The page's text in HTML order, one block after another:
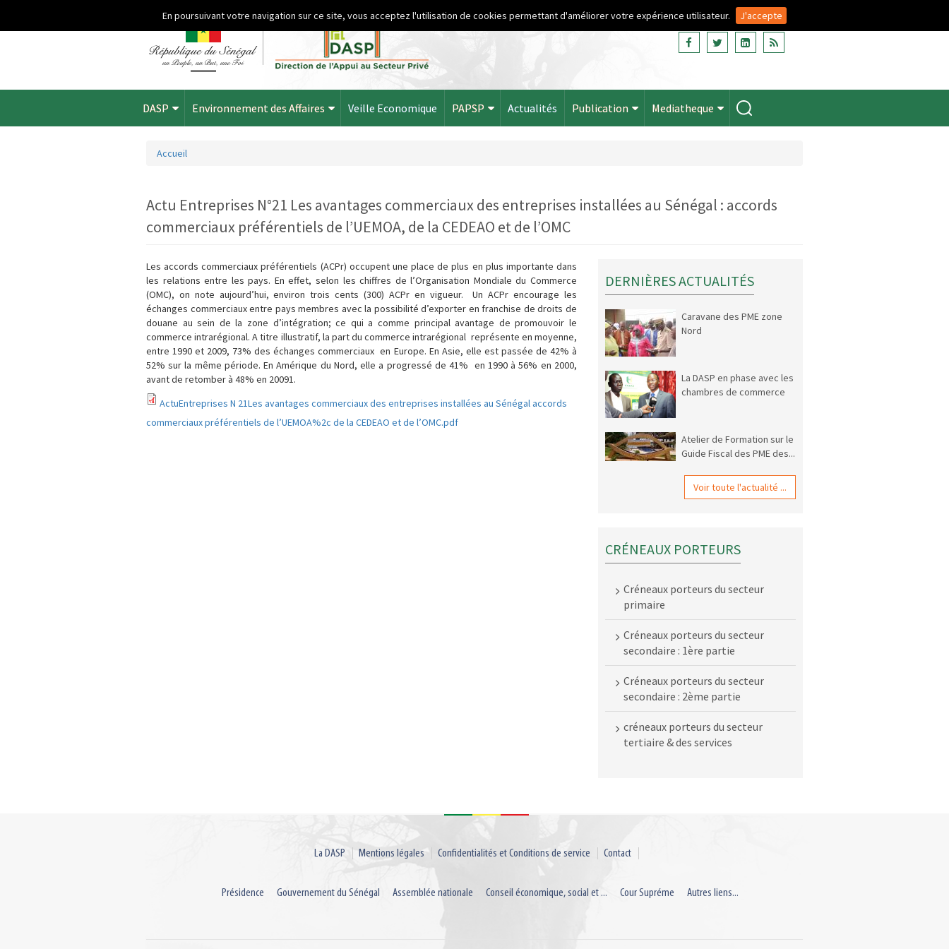
En poursuivant votre navigation sur ce site, vous acceptez l'utilisation de cookies permettant d'améliorer votre expérience utilisateur. J'accepte
DASP Environnement des Affaires Veille Economique PAPSP Actualités Publication Mediatheque
Vous êtes ici
Accueil
Actu Entreprises N°21 Les avantages commerciaux des entreprises installées au Sénégal : accords
commerciaux préférentiels de l’UEMOA, de la CEDEAO et de l’OMC
Les accords commerciaux préférentiels (ACPr) occupent une place de plus en plus importante dans
les relations entre les pays. En effet, selon les chiffres de l’Organisation Mondiale du Commerce
(OMC), on note aujourd’hui, environ trois cents (300) ACPr en vigueur. Un ACPr encourage les
échanges commerciaux entre pays membres avec la possibilité d’exporter en franchise de droits de
douane au sein de la zone d’intégration; ce qui a comme principal avantage de promouvoir le
commerce intrarégional. A titre illustratif, la part du commerce intrarégional représente en moyenne,
entre 1990 et 2009, 73% des échanges commerciaux en Europe. En Asie, elle est passée de 42% à
52% sur la même période. En Amérique du Nord, elle a progressé de 41% en 1990 à 56% en 2000,
avant de retomber à 48% en 20091.
ActuEntreprises N 21Les avantages commerciaux des entreprises installées au Sénégal accords
commerciaux préférentiels de l’UEMOA%2c de la CEDEAO et de l’OMC.pdf
DERNIÈRES ACTUALITÉS
Caravane des PME zone
Nord
La DASP en phase avec les
chambres de commerce
Atelier de Formation sur le
Guide Fiscal des PME des...
Voir toute l'actualité ...
CRÉNEAUX PORTEURS
Créneaux porteurs du secteur
primaire
Créneaux porteurs du secteur
secondaire : 1ère partie
Créneaux porteurs du secteur
secondaire : 2ème partie
créneaux porteurs du secteur
tertiaire & des services
La DASP Mentions légales Confidentialités et Conditions de service Contact
Présidence Gouvernement du Sénégal Assemblée nationale Conseil économique, social et ... Cour Supréme Autres liens...